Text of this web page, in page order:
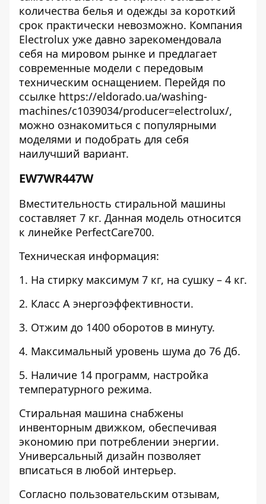
количества белья и одежды за короткий
срок практически невозможно. Компания
Electrolux уже давно зарекомендовала
себя на мировом рынке и предлагает
современные модели с передовым
техническим оснащением. Перейдя по
ссылке https://eldorado.ua/washing-
machines/c1039034/producer=electrolux/,
можно ознакомиться с популярными
моделями и подобрать для себя
наилучший вариант.
EW7WR447W
Вместительность стиральной машины
составляет 7 кг. Данная модель относится
к линейке PerfectCare700.
Техническая информация:
1. На стирку максимум 7 кг, на сушку – 4 кг.
2. Класс А энергоэффективности.
3. Отжим до 1400 оборотов в минуту.
4. Максимальный уровень шума до 76 Дб.
5. Наличие 14 программ, настройка
температурного режима.
Стиральная машина снабжены
инвенторным движком, обеспечивая
экономию при потреблении энергии.
Универсальный дизайн позволяет
вписаться в любой интерьер.
Согласно пользовательским отзывам,